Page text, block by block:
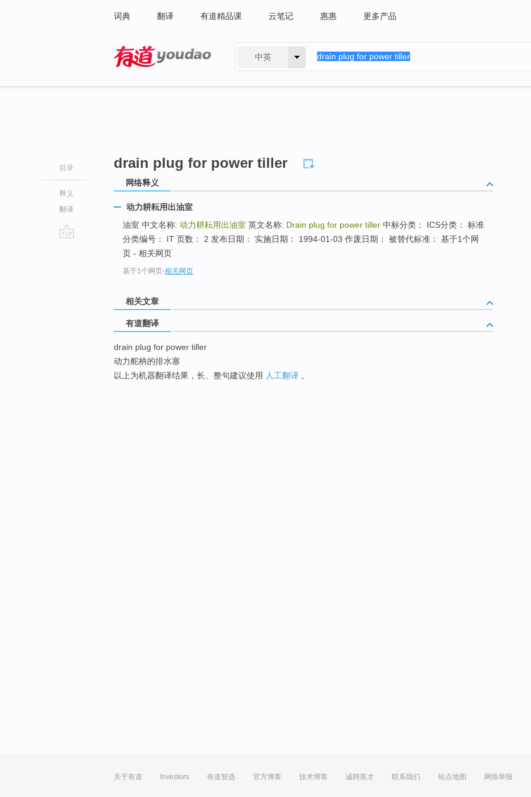
词典 翻译 有道精品课 云笔记 惠惠 更多产品
中英
目录
释义
翻译
drain plug for power tiller
网络释义
动力耕耘用出油室
油室 中文名称: 动力耕耘用出油室 英文名称: Drain plug for power tiller 中标分类： ICS分类： 标准
分类编号： IT 页数： 2 发布日期： 实施日期： 1994-01-03 作废日期： 被替代标准： 基于1个网
页 - 相关网页
基于1个网页-相关网页
相关文章
有道翻译
drain plug for power tiller
动力舵柄的排水塞
以上为机器翻译结果，长、整句建议使用 人工翻译 。
关于有道 Investors 有道智选 官方博客 技术博客 诚聘英才 联系我们 站点地图 网络举报